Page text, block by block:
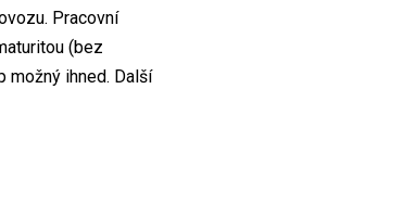
Pracovní
(bez
možný ihned. Další